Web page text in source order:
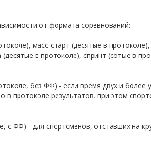
от формата соревнований:
масс-старт (десятые в
в протоколе), спринт (сотые в
без ФФ) - если время двух и более
в протоколе результатов, при этом
с ФФ) - для спортсменов, отставших на